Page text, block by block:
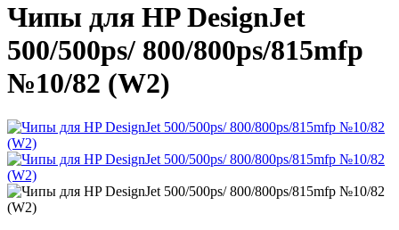
Чипы для HP DesignJet
500/500ps/ 800/800ps/815mfp
№10/82 (W2)